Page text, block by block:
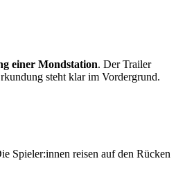
einer Mondstation. Der Trailer
steht klar im Vordergrund.
Spieler:innen reisen auf den Rücken